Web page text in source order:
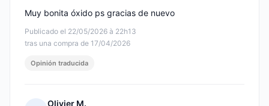
Publicado el 22/05/2026 à 22h13
tras una compra de 17/04/2026
Muy bonita óxido ps gracias de nuevo
Opinión traducida
Olivier M.